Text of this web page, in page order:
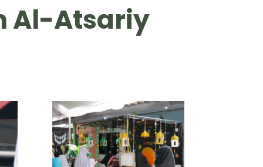
Al-Atsariy